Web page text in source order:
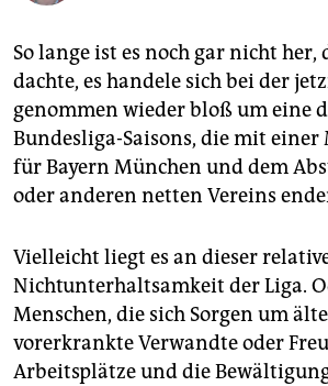
fragen & hilfe
unterstützen
abo
genossenschaft
epaper login
So lange ist es noch gar nicht her,
dachte, es handele sich bei der
genommen wieder bloß um eine
Bundesliga-Saisons, die mit einer
für Bayern München und dem
oder anderen netten Vereins
Vielleicht liegt es an dieser
Nichtunterhaltsamkeit der Liga.
Menschen, die sich Sorgen um
vorerkrankte Verwandte oder
Arbeitsplätze und die